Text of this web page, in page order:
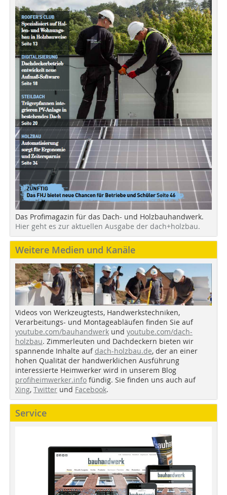
Das Profimagazin für das Dach- und Holzbauhandwerk.
Hier geht es zur aktuellen Ausgabe der dach+holzbau.
Weitere Medien und Kanäle
Videos von Werkzeugtests, Handwerkstechniken,
Verarbeitungs- und Montageabläufen finden Sie auf
youtube.com/bauhandwerk und youtube.com/dach-
holzbau. Zimmerleuten und Dachdeckern bieten wir
spannende Inhalte auf dach-holzbau.de, der an einer
hohen Qualität der handwerklichen Ausführung
interessierte Heimwerker wird in unserem Blog
profiheimwerker.info fündig. Sie finden uns auch auf
Xing, Twitter und Facebook.
Service